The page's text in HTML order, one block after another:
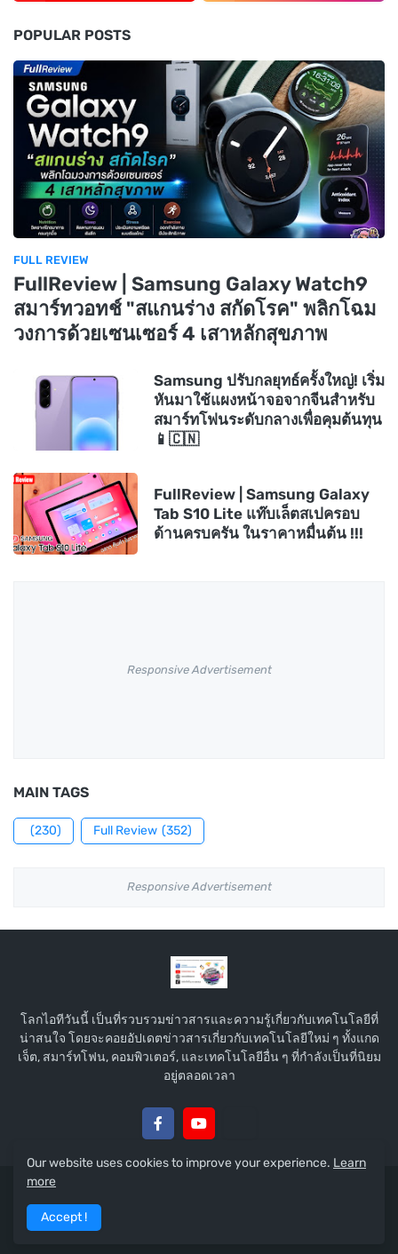
POPULAR POSTS
FULL REVIEW
FullReview | Samsung Galaxy Watch9
สมาร์ทวอทช์ "สแกนร่าง สกัดโรค" พลิกโฉม
วงการด้วยเซนเซอร์ 4 เสาหลักสุขภาพ
Samsung ปรับกลยุทธ์ครั้งใหญ่! เริ่ม
หันมาใช้แผงหน้าจอจากจีนสำหรับ
สมาร์ทโฟนระดับกลางเพื่อคุมต้นทุน
📱🇨🇳
FullReview | Samsung Galaxy
Tab S10 Lite แท๊บเล็ตสเปครอบ
ด้านครบครัน ในราคาหมื่นต้น !!!
Responsive Advertisement
MAIN TAGS
(230) Full Review (352)
Responsive Advertisement
โลกไอทีวันนี้ เป็นที่รวบรวมข่าวสารและความรู้เกี่ยวกับเทคโนโลยีที่
น่าสนใจ โดยจะคอยอัปเดตข่าวสารเกี่ยวกับเทคโนโลยีใหม่ ๆ ทั้งแกด
เจ็ต, สมาร์ทโฟน, คอมพิวเตอร์, และเทคโนโลยีอื่น ๆ ที่กำลังเป็นที่นิยม
อยู่ตลอดเวลา
Our website uses cookies to improve your experience. Learn
more
Accept !